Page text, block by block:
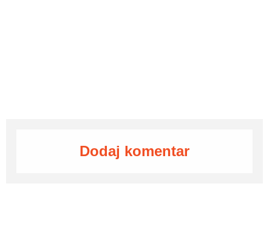
Dodaj komentar